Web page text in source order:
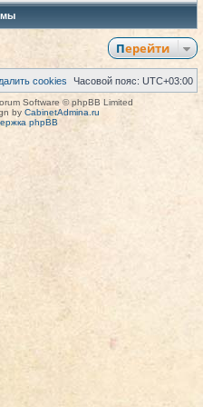
Перейти
Часовой пояс: UTC+03:00
cookies
Software © phpBB Limited
by CabinetAdmina.ru
phpBB